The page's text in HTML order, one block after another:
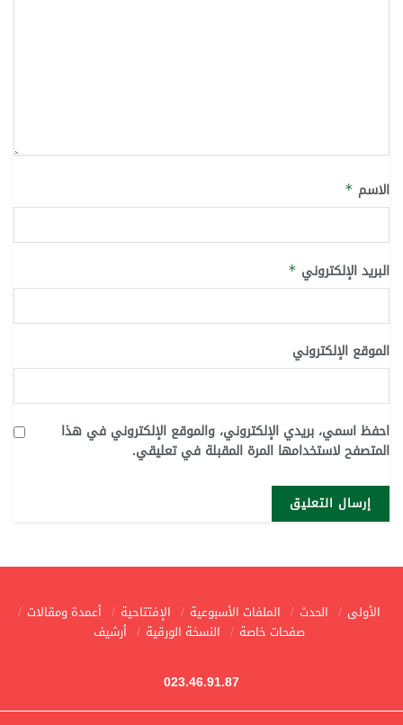
الاسم *
البريد الإلكتروني *
الموقع الإلكتروني
احفظ اسمي، بريدي الإلكتروني، والموقع الإلكتروني في هذا
المتصفح لاستخدامها المرة المقبلة في تعليقي.
الأولى الحدث الملفات الأسبوعية الإفتتاحية
أعمدة ومقالات
صفحات خاصة
النسخة الورقية أرشيف
023.46.91.87